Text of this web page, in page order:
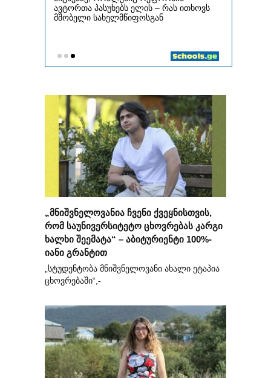
„მნიშვნელოვანია ჩვენი ქვეყნისთვის,
რომ საუნივერსიტეტო ცხოვრებას კარგი
ხალხი შეემატა“ – აბიტურიენტი 100%-
იანი გრანტით
„სტუდენტობა მნიშვნელოვანი ახალი ეტაპია
ცხოვრებაში“,-